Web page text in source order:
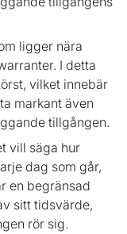
ligger nära
I detta
vilket innebär
markant även
tillgången.
vill säga hur
dag som går,
en begränsad
sitt tidsvärde,
rör sig.